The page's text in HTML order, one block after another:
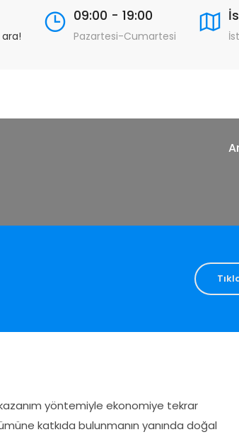
09:00 - 19:00
Pazartesi-Cumartesi
yöntemiyle ekonomiye tekrar
katkıda bulunmanın yanında doğal